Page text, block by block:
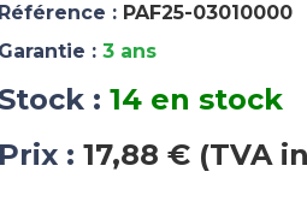
Référence : PAF25-03010000
Garantie : 3 ans
Stock : 14 en stock
Prix : 17,88 € (TVA